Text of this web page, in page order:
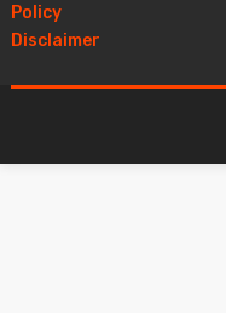
Policy
Disclaimer